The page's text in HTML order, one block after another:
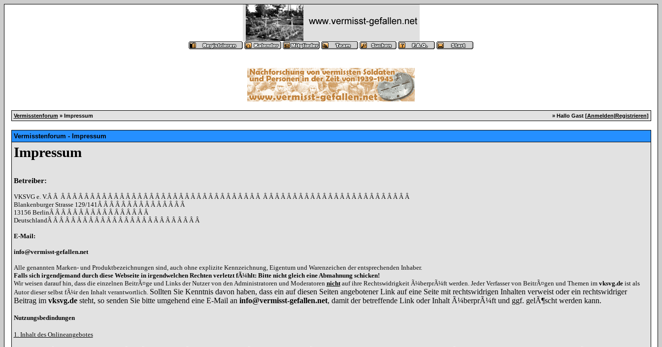
Vermisstenforum » Impressum » Hallo Gast [Anmelden|Registrieren]
Vermisstenforum - Impressum
Impressum
Betreiber:
VKSVG e. V.Â Â Â Â Â Â Â Â Â Â Â Â Â Â Â Â Â Â Â Â Â Â Â Â Â Â Â Â Â Â Â Â Â Â Â Â Â Â Â Â Â Â Â Â Â Â Â Â Â Â Â Â Â Â Â Â Â Â Â Â Â
Blankenburger Strasse 129/141Â Â Â Â Â Â Â Â Â Â Â Â Â Â Â
13156 BerlinÂ Â Â Â Â Â Â Â Â Â Â Â Â Â Â Â Â
DeutschlandÂ Â Â Â Â Â Â Â Â Â Â Â Â Â Â Â Â Â Â Â Â Â Â Â Â Â
E-Mail:
info@vermisst-gefallen.net
Alle genannten Marken- und Produktbezeichnungen sind, auch ohne explizite Kennzeichnung, Eigentum und Warenzeichen der entsprechenden Inhaber.
Falls sich irgendjemand durch diese Webseite in irgendwelchen Rechten verletzt fÃ¼hlt: Bitte nicht gleich eine Abmahnung schicken!
Wir weisen darauf hin, dass die einzelnen BeitrÃ¤ge und Links der Nutzer von den Administratoren und Moderatoren nichtauf ihre Rechtswidrigkeit Ã¼berprÃ¼ft werden. Jeder Verfasser von BeitrÃ¤gen und Themen im vksvg.deist als
Autor dieser selbst fÃ¼r den Inhalt verantwortlich. Sollten Sie Kenntnis davon haben, dass ein auf diesen Seiten angebotener Link auf eine Seite mit rechtswidrigen Inhalten verweist oder ein rechtswidriger
Beitrag im vksvg.desteht, so senden Sie bitte umgehend eine E-Mail an info@vermisst-gefallen.net, damit der betreffende Link oder Inhalt Ã¼berprÃ¼ft und ggf. gelÃ¶scht werden kann.
Nutzungsbedindungen
1. Inhalt des Onlineangebotes